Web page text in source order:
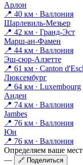
Арлон
📍 40 км · Валлония
Шарлевиль-Мезьер
📍 42 км · Гранд-Эст
Марш-ан-Фамен
📍 44 км · Валлония
Эш-сюр-Алзетте
📍 61 км · Canton
Люксембург
📍 64 км · Luxembourg
Анден
📍 74 км · Валлония
Jambes
📍 76 км · Валлония
Юи
📍 76 км · Валлония
Определяем ваше
—
🔗 Поделиться